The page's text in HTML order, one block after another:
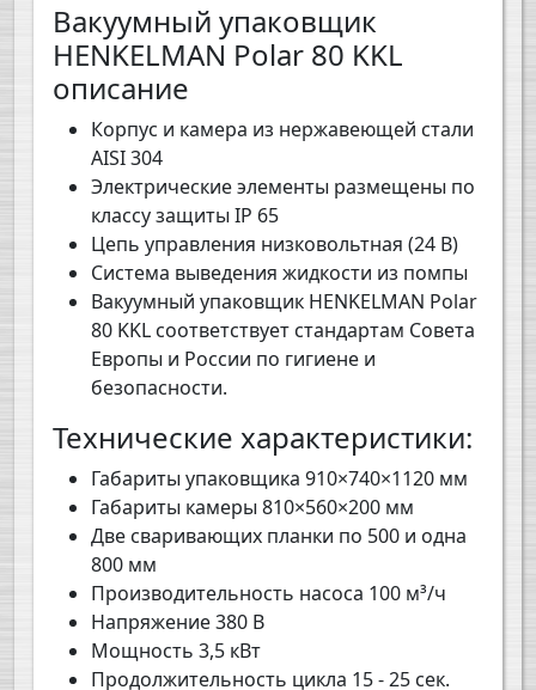
Вакуумный упаковщик
HENKELMAN Polar 80 KKL
описание
Корпус и камера из нержавеющей стали
AISI 304
Электрические элементы размещены по
классу защиты IP 65
Цепь управления низковольтная (24 В)
Система выведения жидкости из помпы
Вакуумный упаковщик HENKELMAN Polar
80 KKL соответствует стандартам Совета
Европы и России по гигиене и
безопасности.
Технические характеристики:
Габариты упаковщика 910×740×1120 мм
Габариты камеры 810×560×200 мм
Две сваривающих планки по 500 и одна
800 мм
Производительность насоса 100 м³/ч
Напряжение 380 В
Мощность 3,5 кВт
Продолжительность цикла 15 - 25 сек.